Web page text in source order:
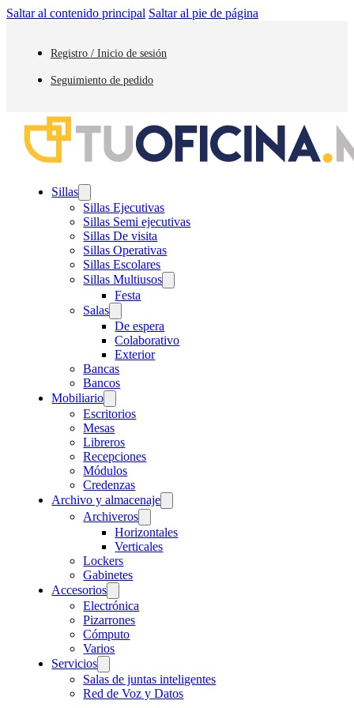
Saltar al contenido principal Saltar al pie de página
Registro / Inicio de sesión
Seguimiento de pedido
Sillas
Sillas Ejecutivas
Sillas Semi ejecutivas
Sillas De visita
Sillas Operativas
Sillas Escolares
Sillas Multiusos
Festa
Salas
De espera
Colaborativo
Exterior
Bancas
Bancos
Mobiliario
Escritorios
Mesas
Libreros
Recepciones
Módulos
Credenzas
Archivo y almacenaje
Archiveros
Horizontales
Verticales
Lockers
Gabinetes
Accesorios
Electrónica
Pizarrones
Cómputo
Varios
Servicios
Salas de juntas inteligentes
Red de Voz y Datos